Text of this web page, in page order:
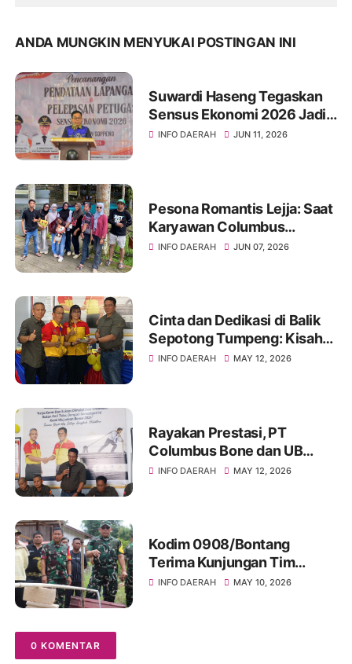
ANDA MUNGKIN MENYUKAI POSTINGAN INI
Suwardi Haseng Tegaskan
Sensus Ekonomi 2026 Jadi
Basis Pembangunan
INFO DAERAH JUN 11, 2026
Pesona Romantis Lejja: Saat
Karyawan Columbus
Soppeng Menenun
INFO DAERAH JUN 07, 2026
Cinta dan Dedikasi di Balik
Sepotong Tumpeng: Kisah
Manis Columbus Soppeng &
INFO DAERAH MAY 12, 2026
Rayakan Prestasi, PT
Columbus Bone dan UB
Parepare Bagikan Bonus
INFO DAERAH MAY 12, 2026
Kodim 0908/Bontang
Terima Kunjungan Tim
Wasev TMMD Ke-128 Tahun
INFO DAERAH MAY 10, 2026
0 KOMENTAR